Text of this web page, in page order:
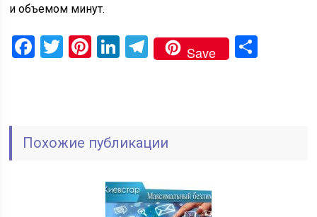
и объемом минут.
Facebook
TwitterPinterest
LinkedIn
Telegram
Save
Похожие публикации